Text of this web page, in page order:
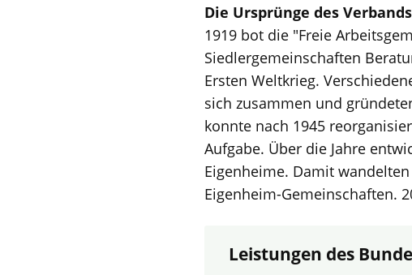
Die Ursprünge des
1919 bot die "Freie
Siedlergemeinschaften
Ersten Weltkrieg.
sich zusammen und
konnte nach 1945
Aufgabe. Über die Jahre
Eigenheime. Damit
Eigenheim-Gemeinschaften.
Leistungen des